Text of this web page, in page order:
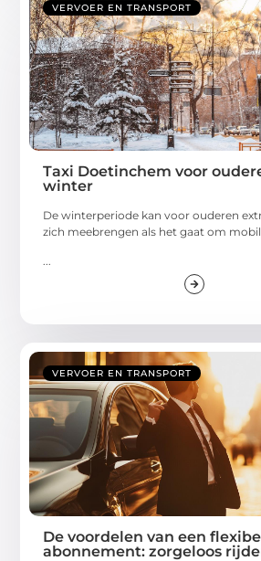
VERVOER EN TRANSPORT
Taxi Doetinchem voor
winter
De winterperiode kan voor ouderen
zich meebrengen als het gaat om
...
VERVOER EN TRANSPORT
De voordelen van een
abonnement: zorgeloos